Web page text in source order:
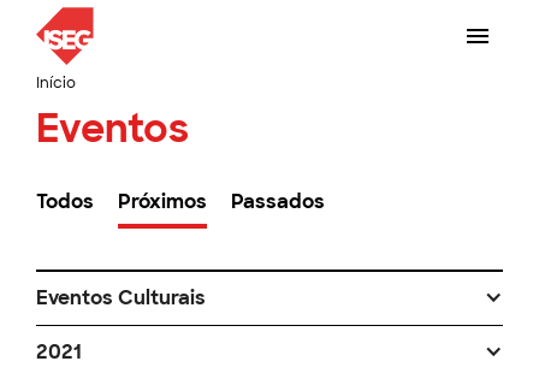
Início
Eventos
Todos Próximos Passados
Eventos Culturais
2021